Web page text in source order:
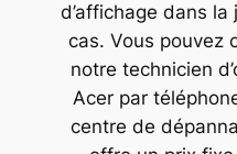
d’affichage dans
cas. Vous pouvez
notre technicien
Acer par
centre de